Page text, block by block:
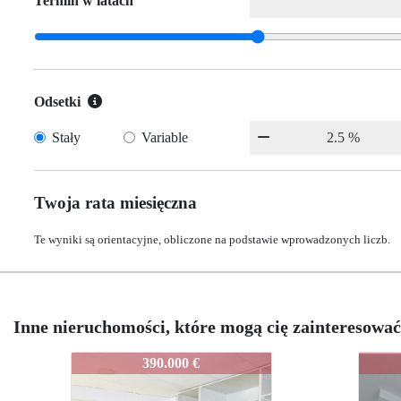
Odsetki
Stały Variable
Twoja rata miesięczna
Te wyniki są orientacyjne, obliczone na podstawie wprowadzonych liczb.
Inne nieruchomości, które mogą cię zainteresować
1512-MAR001-VE
495.000 €
1512-MAR001-VE
495.000 €